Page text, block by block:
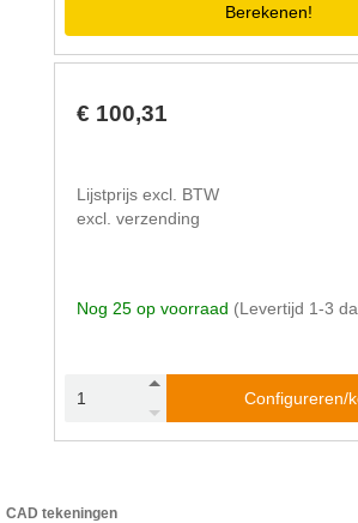
Berekenen!
€ 100,31
Lijstprijs excl. BTW
excl. verzending
Nog 25 op voorraad (Levertijd 1-3
Configureren/
CAD tekeningen